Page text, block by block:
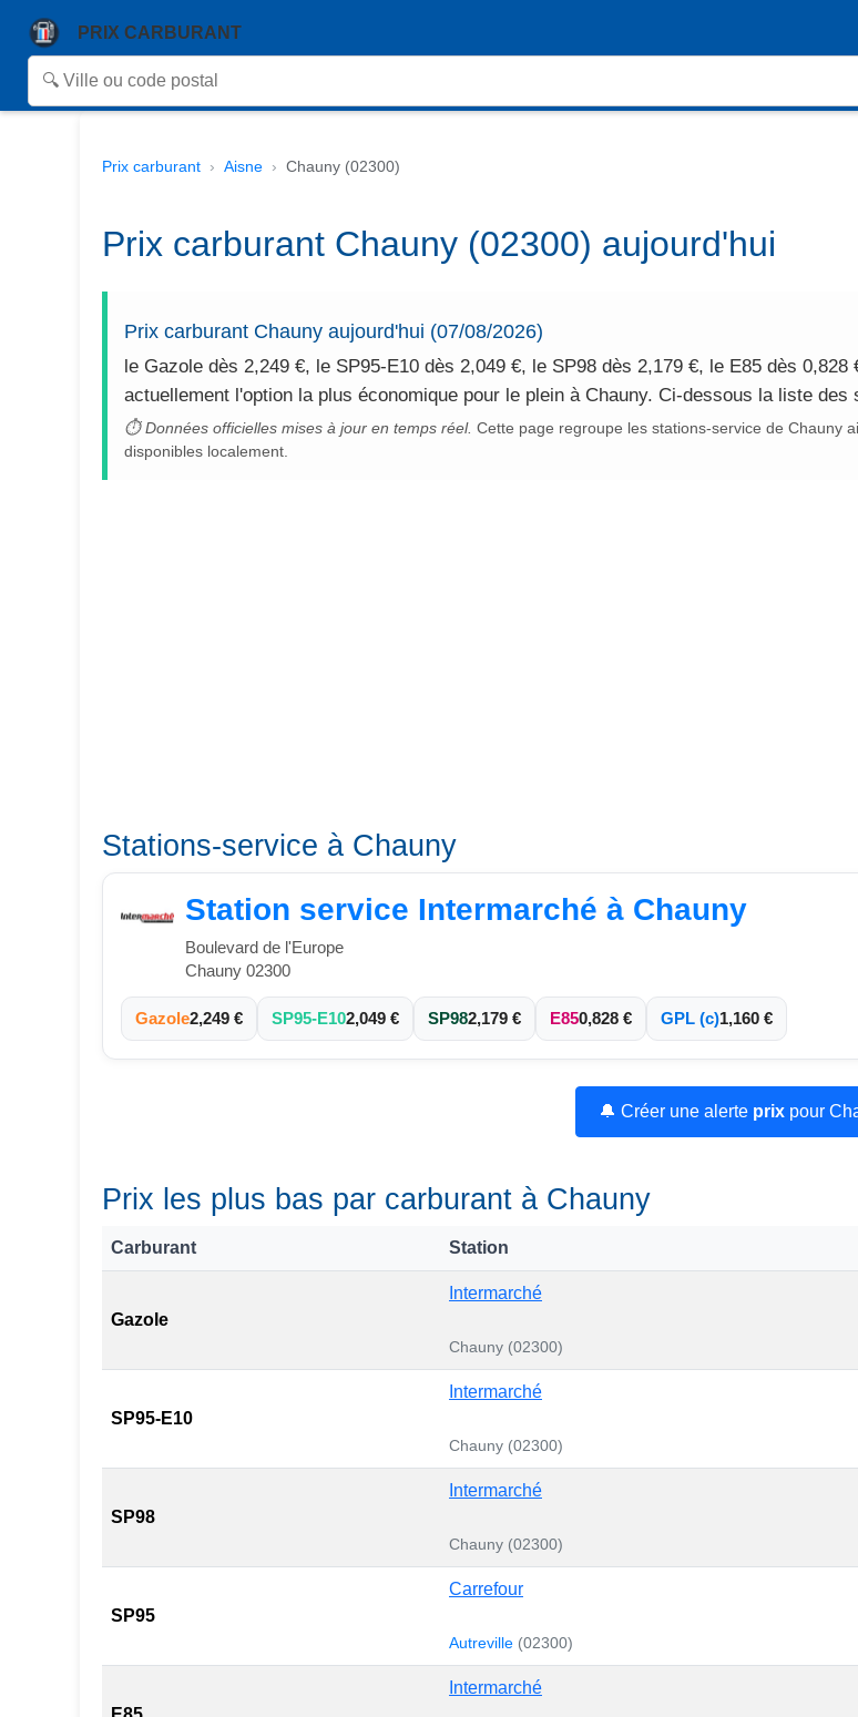
PRIX CARBURANT
Prix carburant Aisne Chauny (02300)
Prix carburant Chauny (02300) aujourd'hui
Prix carburant Chauny aujourd'hui (07/08/2026)
le Gazole dès 2,249 €, le SP95-E10 dès 2,049 €, le SP98 dès 2,179 €, le E85 dès
actuellement l'option la plus économique pour le plein à Chauny. Ci-dessous la liste des
⏱ Données officielles mises à jour en temps réel. Cette page regroupe les stations-service de Chauny
disponibles localement.
Stations-service à Chauny
Station service Intermarché à Chauny
Boulevard de l'Europe
Chauny 02300
Gazole2,249 € SP95-E102,049 € SP982,179 € E850,828 € GPL (c)1,160 €
🔔 Créer une alerte prix pour
Prix les plus bas par carburant à Chauny
Carburant Station
Gazole
Intermarché
Chauny (02300)
SP95-E10
Intermarché
Chauny (02300)
SP98
Intermarché
Chauny (02300)
SP95
Carrefour
Autreville (02300)
Intermarché